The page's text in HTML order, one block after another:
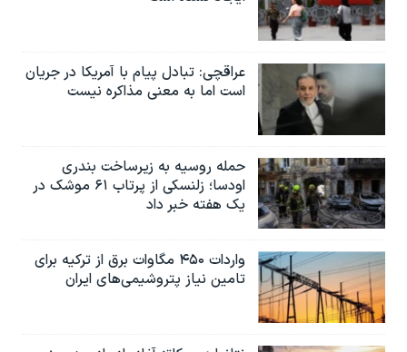
عراقچی: تبادل پیام با آمریکا در جریان
است اما به معنی مذاکره نیست
حمله روسیه به زیرساخت بندری
اودسا؛ زلنسکی از پرتاب ۶۱ موشک در
یک هفته خبر داد
واردات ۴۵۰ مگاوات برق از ترکیه برای
تامین نیاز پتروشیمی‌های ایران